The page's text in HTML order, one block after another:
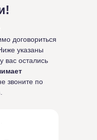
договориться
указаны
вас остались
звоните по